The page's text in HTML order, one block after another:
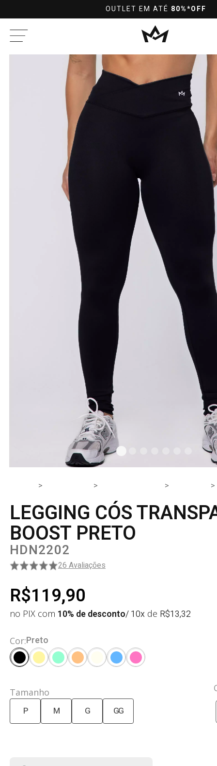
OUTLET EM ATÉ 80%*OFF
LEGGING CÓS
BOOST PRETO
HDN2202
26 Avaliações
R$119,90
no PIX com 10% de desconto/ 10x de R$13,32
Cor:Preto
Tamanho
P M G GG